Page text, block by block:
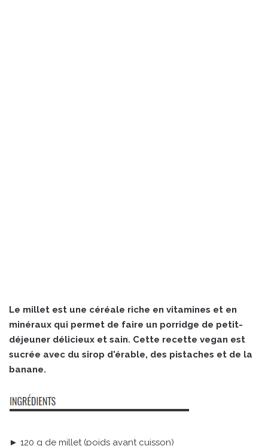
Le millet est une céréale riche en vitamines et en
minéraux qui permet de faire un porridge de petit-
déjeuner délicieux et sain. Cette recette vegan est
sucrée avec du sirop d'érable, des pistaches et de la
banane.
► 120 g de millet (poids avant cuisson)